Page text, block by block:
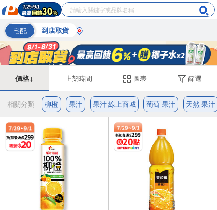
宅配 到店取貨
價格↓ 上架時間 圖表 篩選
相關分類 柳橙 果汁 果汁 線上商城 葡萄 果汁 天然 果汁